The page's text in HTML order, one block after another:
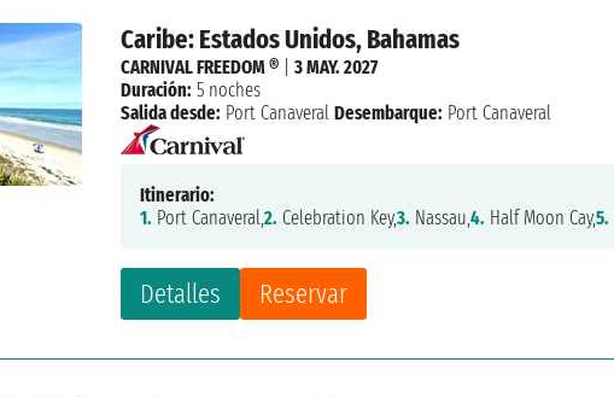
Caribe: Estados Unidos, Bahamas
Detalles Reservar
CARNIVAL FREEDOM ® |3 MAY. 2027
Duración: 5 noches
Salida desde: Port Canaveral Desembarque: Port Canaveral
Itinerario:
1. Port Canaveral,2. Celebration Key,3. Nassau,4. Half Moon Cay,5.